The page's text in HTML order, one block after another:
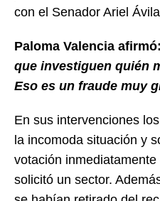
con el Senador Ariel
Paloma Valencia
que investiguen quién
Eso es un fraude muy
En sus intervenciones
la incomoda situación y
votación
solicitó un sector.